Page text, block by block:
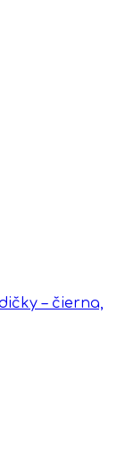
– čierna,